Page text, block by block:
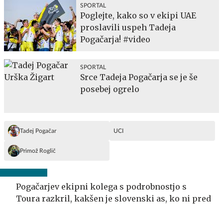
SPORTAL
Poglejte, kako so v ekipi UAE
proslavili uspeh Tadeja
Pogačarja! #video
SPORTAL
Srce Tadeja Pogačarja se je še
posebej ogrelo
Tadej Pogačar UCI
Primož Roglič
Pogačarjev ekipni kolega s podrobnostjo s
Toura razkril, kakšen je slovenski as, ko ni pred